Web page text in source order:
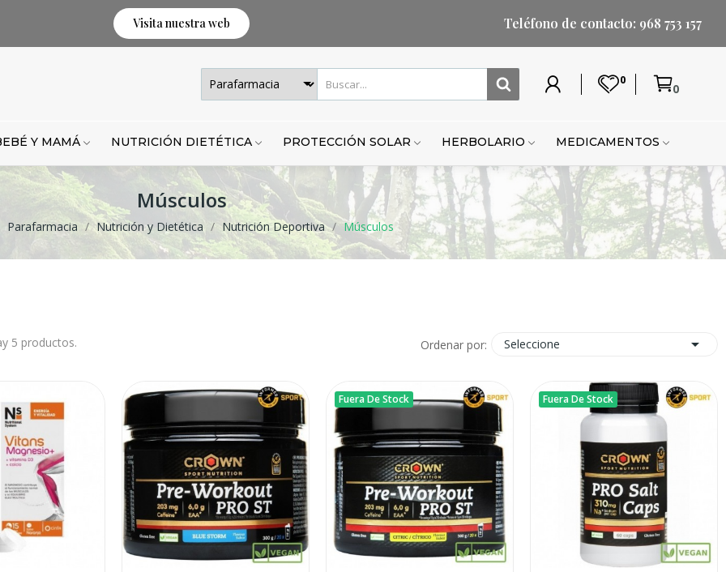
Visita nuestra web Teléfono de contacto: 968 753 157
0
Lista
Carrito 0
Y MAMÁ NUTRICIÓN DIETÉTICA PROTECCIÓN SOLAR HERBOLARIO MEDICAMENTOS
Músculos
Parafarmacia Nutrición y Dietética Nutrición Deportiva Músculos
5 productos. Ordenar por: Seleccione 
Fuera De Stock Fuera De Stock